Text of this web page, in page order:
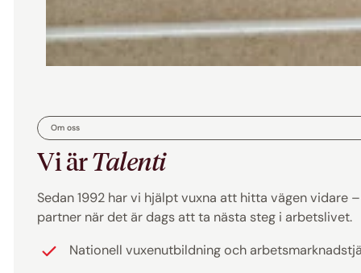
Om oss
Vi ärTalenti
Sedan 1992 har vi hjälpt vuxna att hitta vägen vidare
partner när det är dags att ta nästa steg i arbetslivet.
Nationell vuxenutbildning och